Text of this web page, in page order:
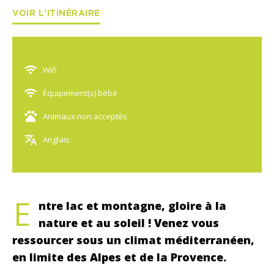
VOIR L'ITINÉRAIRE
Wifi
Équipement(s) bébé
Animaux non acceptés
Anglais
E
ntre lac et montagne, gloire à la
nature et au soleil ! Venez vous
ressourcer sous un climat méditerranéen,
en limite des Alpes et de la Provence.